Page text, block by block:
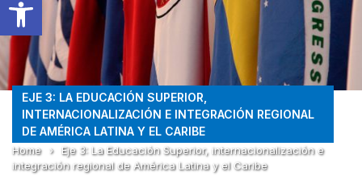
EJE 3: LA EDUCACIÓN SUPERIOR,
INTERNACIONALIZACIÓN E INTEGRACIÓN REGIONAL
DE AMÉRICA LATINA Y EL CARIBE
Home ›
Eje 3: La Educación Superior, internacionalización e
integración regional de América Latina y el Caribe